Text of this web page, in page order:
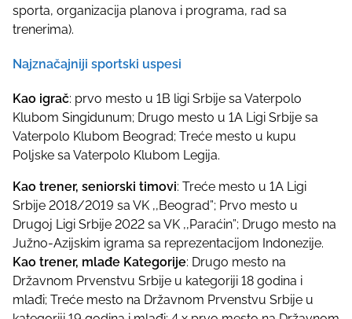
sporta, organizacija planova i programa, rad sa
trenerima).
Najznačajniji sportski uspesi
Kao igrač: prvo mesto u 1B ligi Srbije sa Vaterpolo
Klubom Singidunum; Drugo mesto u 1A Ligi Srbije sa
Vaterpolo Klubom Beograd; Treće mesto u kupu
Poljske sa Vaterpolo Klubom Legija.
Kao trener, seniorski timovi: Treće mesto u 1A Ligi
Srbije 2018/2019 sa VK ,,Beograd”; Prvo mesto u
Drugoj Ligi Srbije 2022 sa VK ,,Paraćin”; Drugo mesto na
Južno-Azijskim igrama sa reprezentacijom Indonezije.
Kao trener, mlađe Kategorije: Drugo mesto na
Državnom Prvenstvu Srbije u kategoriji 18 godina i
mlađi; Treće mesto na Državnom Prvenstvu Srbije u